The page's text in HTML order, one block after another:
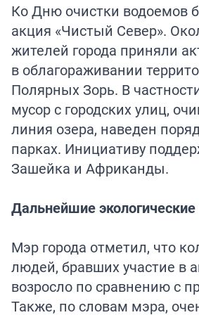
Ко Дню очистки водоемов
акция «Чистый Север».
жителей города приняли
в облагораживании
Полярных Зорь. В
мусор с городских улиц,
линия озера, наведен
парках. Инициативу
Зашейка и Африканды.
Дальнейшие
Мэр города отметил, что
людей, бравших участие в
возросло по сравнению с
Также, по словам мэра,